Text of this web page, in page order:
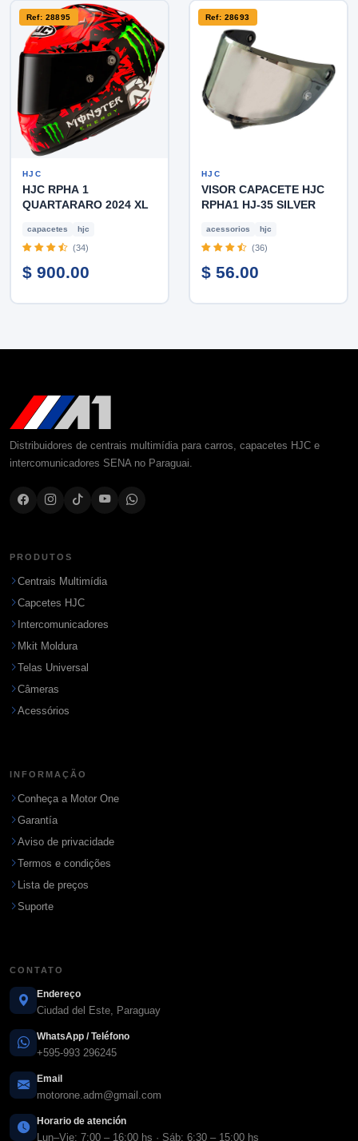
Ref: 28895
HJC
HJC RPHA 1
QUARTARARO 2024 XL
capacetes hjc
(34)
$ 900.00
Ref: 28693
HJC
VISOR CAPACETE HJC
RPHA1 HJ-35 SILVER
acessorios hjc
(36)
$ 56.00
Distribuidores de centrais multimídia para carros, capacetes HJC e
intercomunicadores SENA no Paraguai.
PRODUTOS
Centrais Multimídia
Capcetes HJC
Intercomunicadores
Mkit Moldura
Telas Universal
Câmeras
Acessórios
INFORMAÇÃO
Conheça a Motor One
Garantía
Aviso de privacidade
Termos e condições
Lista de preços
Suporte
CONTATO
Endereço
Ciudad del Este, Paraguay
WhatsApp / Teléfono
+595-993 296245
Email
motorone.adm@gmail.com
Horario de atención
Lun–Vie: 7:00 – 16:00 hs · Sáb: 6:30 – 15:00 hs